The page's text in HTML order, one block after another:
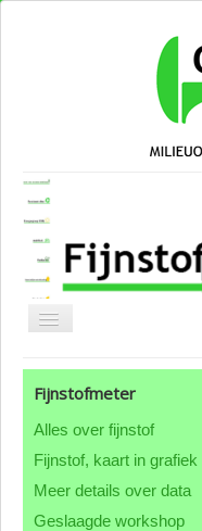
Blog CML
Over CML
Groepen & thema's
ANBI
Contact CML
Fijnstofmeter
Alles over fijnstof
Fijnstof, kaart in grafiek
Meer details over data
Geslaagde workshop